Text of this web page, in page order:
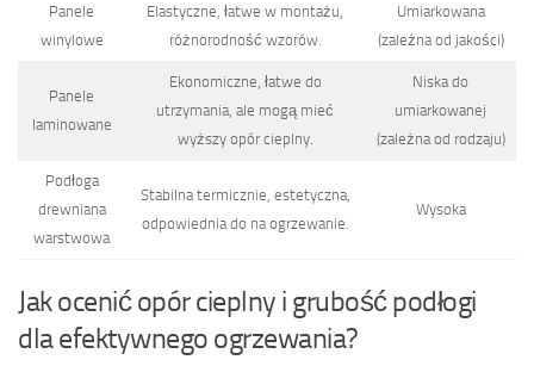
Panele
winylowe
Elastyczne, łatwe w montażu,
różnorodność wzorów.
Umiarkowana
(zależna od jakości)
Panele
laminowane
Ekonomiczne, łatwe do
utrzymania, ale mogą mieć
wyższy opór cieplny.
Niska do
umiarkowanej
(zależna od rodzaju)
Podłoga
drewniana
warstwowa
Stabilna termicznie, estetyczna,
odpowiednia do na ogrzewanie.
Wysoka
Jak ocenić opór cieplny i grubość podłogi
dla efektywnego ogrzewania?